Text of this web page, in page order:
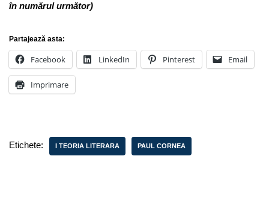
în numărul următor)
Partajează asta:
Facebook LinkedIn Pinterest Email
Imprimare
Etichete: I TEORIA LITERARA PAUL CORNEA